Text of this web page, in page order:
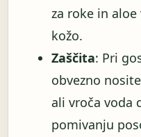
za roke in
kožo.
Zaščita: Pri
obvezno
ali vroča voda
pomivanju